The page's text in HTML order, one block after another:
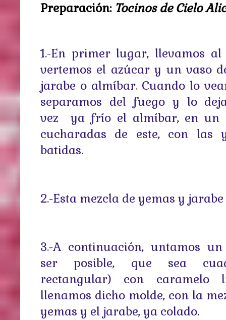
Preparación: Tocinos de Cielo
1.-En primer lugar, llevamos
vertemos el azúcar y un vaso
jarabe o almíbar. Cuando lo
separamos del fuego y lo
vez
ya fríoel almíbar, en un
cucharadas de este, con las
batidas.
2.-Esta mezcla de yemas y
3.-A continuación, untamos
ser posible, que sea
rectangular) con caramelo
llenamos dicho molde, con la
yemas y el jarabe, ya colado.